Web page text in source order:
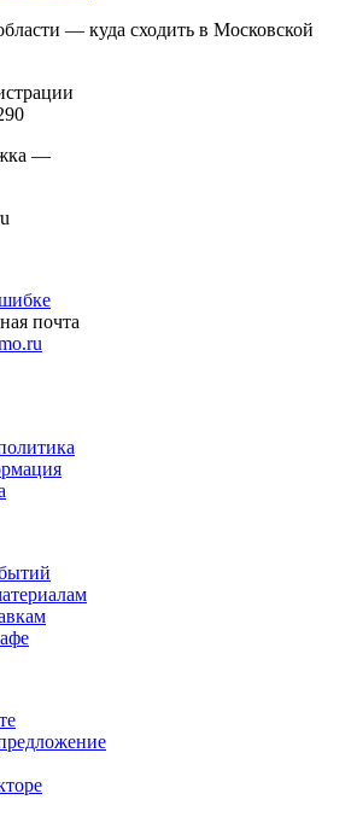
— куда сходить в Московской
—
почта